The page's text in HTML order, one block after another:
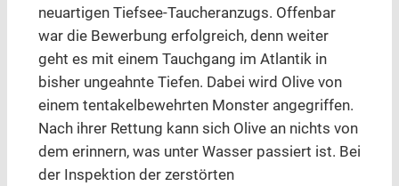
neuartigen Tiefsee-Taucheranzugs. Offenbar
war die Bewerbung erfolgreich, denn weiter
geht es mit einem Tauchgang im Atlantik in
bisher ungeahnte Tiefen. Dabei wird Olive von
einem tentakelbewehrten Monster angegriffen.
Nach ihrer Rettung kann sich Olive an nichts von
dem erinnern, was unter Wasser passiert ist. Bei
der Inspektion der zerstörten